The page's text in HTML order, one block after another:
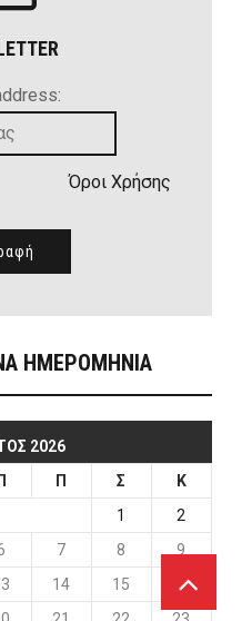
Όροι Χρήσης
ΗΜΕΡΟΜΗΝΙΑ
2026
Π Σ
Κ
1
2
7 8
9
14 15
16